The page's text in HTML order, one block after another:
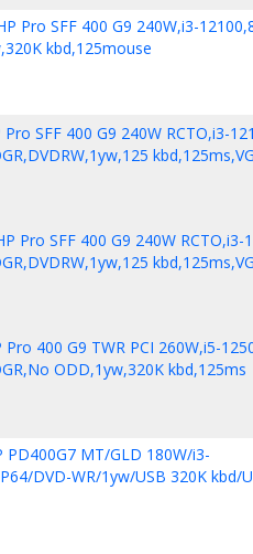
Pro SFF 400 G9 240W,i3-
kbd,125mouse
SFF 400 G9 240W RCTO,i3-
Pro SFF 400 G9 240W RCTO,i3-
400 G9 TWR PCI 260W,i5-
ODD,1yw,320K kbd,125ms
MT/GLD 180W/i3-
DVD-WR/1yw/USB 320K kbd/